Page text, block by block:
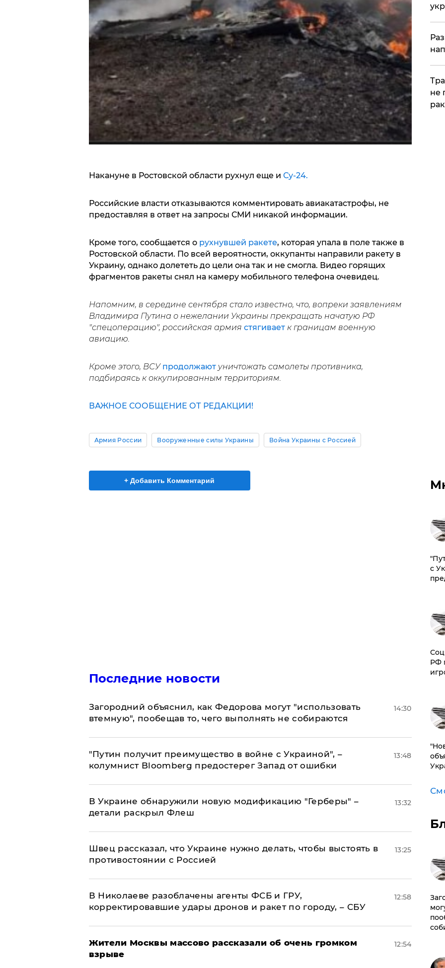
Накануне в Ростовской области рухнул еще и Су-24.
Российские власти отказываются комментировать авиакатастрофы, не
предоставляя в ответ на запросы СМИ никакой информации.
Кроме того, сообщается о рухнувшей ракете, которая упала в поле также в
Ростовской области. По всей вероятности, оккупанты направили ракету в
Украину, однако долететь до цели она так и не смогла. Видео горящих
фрагментов ракеты снял на камеру мобильного телефона очевидец.
Напомним, в середине сентября стало известно, что, вопреки заявлениям
Владимира Путина о нежелании Украины прекращать начатую РФ
"спецоперацию", российская армия стягивает к границам военную
авиацию.
Кроме этого, ВСУ продолжают уничтожать самолеты противника,
подбираясь к оккупированным территориям.
ВАЖНОЕ СООБЩЕНИЕ ОТ РЕДАКЦИИ!
Армия России Вооруженные силы Украины Война Украины с Россией
+ Добавить Комментарий
Последние новости
Загородний объяснил, как Федорова могут "использовать
втемную", пообещав то, чего выполнять не собираются
14:30
"Путин получит преимущество в войне с Украиной", –
колумнист Bloomberg предостерег Запад от ошибки
13:48
В Украине обнаружили новую модификацию "Герберы" –
детали раскрыл Флеш
13:32
Швец рассказал, что Украине нужно делать, чтобы выстоять в
противостоянии с Россией
13:25
В Николаеве разоблачены агенты ФСБ и ГРУ,
корректировавшие удары дронов и ракет по городу, – СБУ
12:58
Жители Москвы массово рассказали об очень громком
взрыве
12:54
не
с
РФ